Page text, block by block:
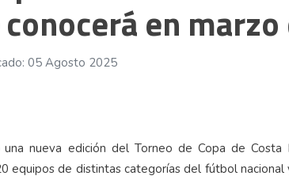
07 Ago 2026
en
05 Agosto 2025
nueva edición del Torneo de Copa de Costa
equipos de distintas categorías del fútbol nacional